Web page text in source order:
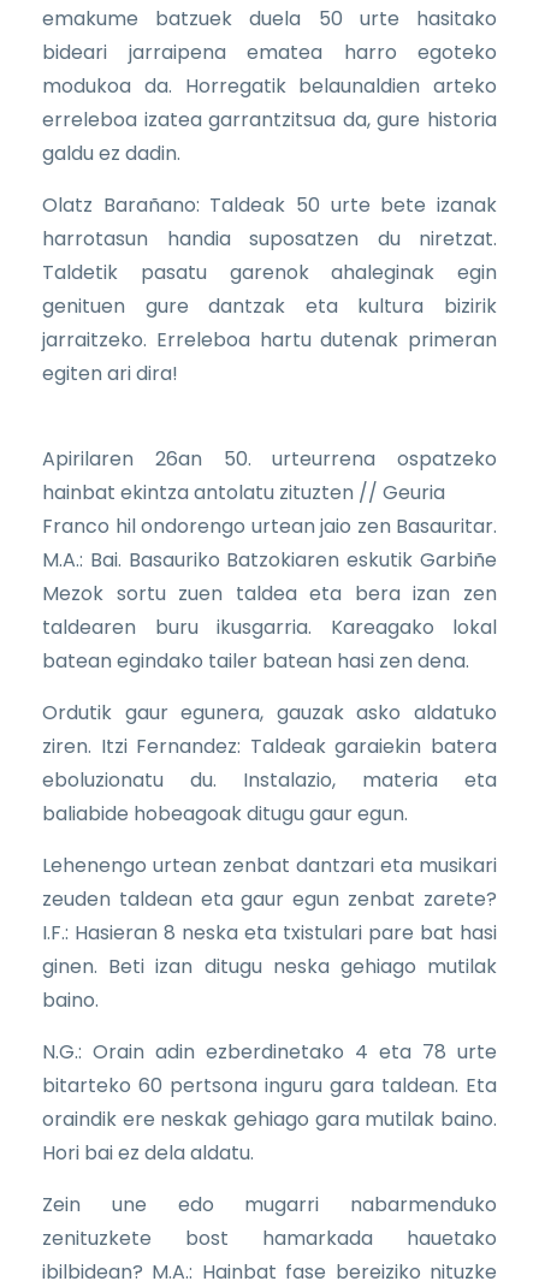
emakume batzuek duela 50 urte hasitako
bideari jarraipena ematea harro egoteko
modukoa da. Horregatik belaunaldien arteko
erreleboa izatea garrantzitsua da, gure historia
galdu ez dadin.
Olatz Barañano: Taldeak 50 urte bete izanak
harrotasun handia suposatzen du niretzat.
Taldetik pasatu garenok ahaleginak egin
genituen gure dantzak eta kultura bizirik
jarraitzeko. Erreleboa hartu dutenak primeran
egiten ari dira!
Apirilaren 26an 50. urteurrena ospatzeko
hainbat ekintza antolatu zituzten // Geuria
Franco hil ondorengo urtean jaio zen Basauritar.
M.A.: Bai. Basauriko Batzokiaren eskutik Garbiñe
Mezok sortu zuen taldea eta bera izan zen
taldearen buru ikusgarria. Kareagako lokal
batean egindako tailer batean hasi zen dena.
Ordutik gaur egunera, gauzak asko aldatuko
ziren. Itzi Fernandez: Taldeak garaiekin batera
eboluzionatu du. Instalazio, materia eta
baliabide hobeagoak ditugu gaur egun.
Lehenengo urtean zenbat dantzari eta musikari
zeuden taldean eta gaur egun zenbat zarete?
I.F.: Hasieran 8 neska eta txistulari pare bat hasi
ginen. Beti izan ditugu neska gehiago mutilak
baino.
N.G.: Orain adin ezberdinetako 4 eta 78 urte
bitarteko 60 pertsona inguru gara taldean. Eta
oraindik ere neskak gehiago gara mutilak baino.
Hori bai ez dela aldatu.
Zein une edo mugarri nabarmenduko
zenituzkete bost hamarkada hauetako
ibilbidean? M.A.: Hainbat fase bereiziko nituzke